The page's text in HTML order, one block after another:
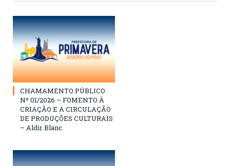
CHAMAMENTO PÚBLICO
Nº 01/2026 – FOMENTO À
CRIAÇÃO E A CIRCULAÇÃO
DE PRODUÇÕES CULTURAIS
– Aldir Blanc